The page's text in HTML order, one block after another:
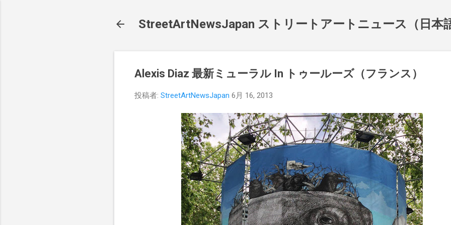
StreetArtNewsJapan ストリートアートニュース（日本
Alexis Diaz 最新ミューラル In トゥールーズ（フランス）
投稿者: StreetArtNewsJapan 6月 16, 2013